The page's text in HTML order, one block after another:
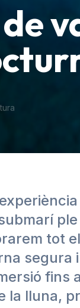
tot
segura
fins
la lluna,